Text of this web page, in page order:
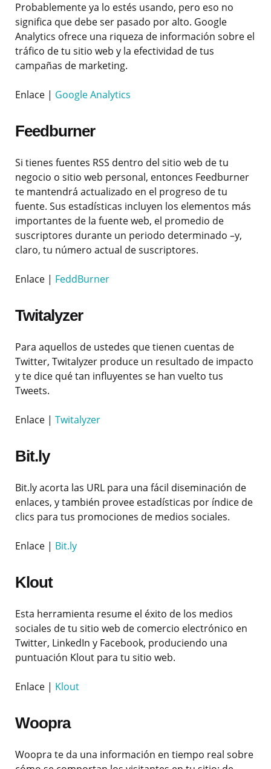
Probablemente ya lo estés usando, pero eso no
significa que debe ser pasado por alto. Google
Analytics ofrece una riqueza de información sobre el
tráfico de tu sitio web y la efectividad de tus
campañas de marketing.
Enlace | Google Analytics
Feedburner
Si tienes fuentes RSS dentro del sitio web de tu
negocio o sitio web personal, entonces Feedburner
te mantendrá actualizado en el progreso de tu
fuente. Sus estadísticas incluyen los elementos más
importantes de la fuente web, el promedio de
suscriptores durante un periodo determinado –y,
claro, tu número actual de suscriptores.
Enlace | FeddBurner
Twitalyzer
Para aquellos de ustedes que tienen cuentas de
Twitter, Twitalyzer produce un resultado de impacto
y te dice qué tan influyentes se han vuelto tus
Tweets.
Enlace | Twitalyzer
Bit.ly
Bit.ly acorta las URL para una fácil diseminación de
enlaces, y también provee estadísticas por índice de
clics para tus promociones de medios sociales.
Enlace | Bit.ly
Klout
Esta herramienta resume el éxito de los medios
sociales de tu sitio web de comercio electrónico en
Twitter, LinkedIn y Facebook, produciendo una
puntuación Klout para tu sitio web.
Enlace | Klout
Woopra
Woopra te da una información en tiempo real sobre